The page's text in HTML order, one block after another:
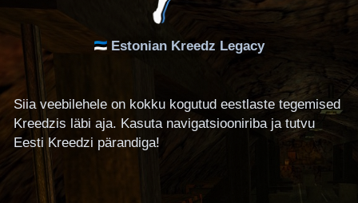
Estonian Kreedz Legacy
Siia veebilehele on kokku kogutud eestlaste tegemised
Kreedzis läbi aja. Kasuta navigatsiooniriba ja tutvu
Eesti Kreedzi pärandiga!